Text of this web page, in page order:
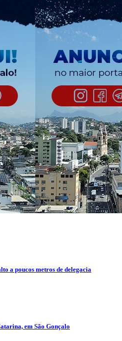
a poucos metros de delegacia
em São Gonçalo